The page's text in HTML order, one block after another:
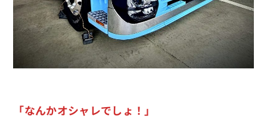
「なんかオシャレでしょ！」